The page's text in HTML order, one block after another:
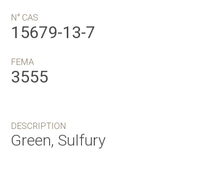
N° CAS
15679-13-7
FEMA
3555
DESCRIPTION
Green, Sulfury